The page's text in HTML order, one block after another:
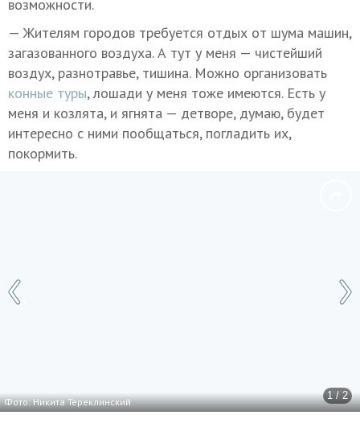
возможности.
— Жителям городов требуется отдых от шума машин,
загазованного воздуха. А тут у меня — чистейший
воздух, разнотравье, тишина. Можно организовать
конные туры, лошади у меня тоже имеются. Есть у
меня и козлята, и ягнята — детворе, думаю, будет
интересно с ними пообщаться, погладить их,
покормить.
1 / 2
Фото: Никита Тереклинский